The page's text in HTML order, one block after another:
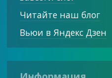
Читайте наш блог
Вьюи в Яндекс Дзен